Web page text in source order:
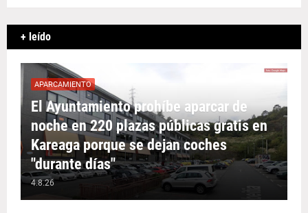
+ leído
APARCAMIENTO
El Ayuntamiento prohíbe aparcar de
noche en 220 plazas públicas gratis en
Kareaga porque se dejan coches
"durante días"
4.8.26